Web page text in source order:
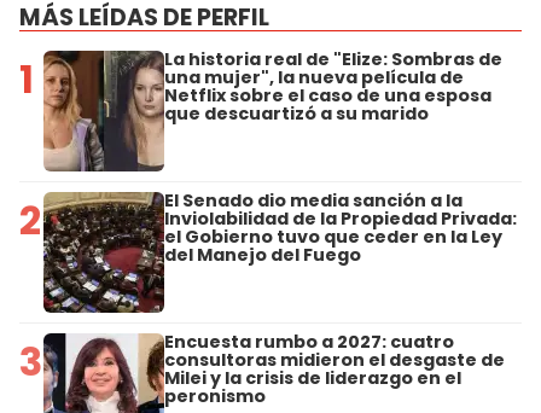
MÁS LEÍDAS DE PERFIL
1 La historia real de "Elize: Sombras de
una mujer", la nueva película de
Netflix sobre el caso de una esposa
que descuartizó a su marido
2 El Senado dio media sanción a la
Inviolabilidad de la Propiedad Privada:
el Gobierno tuvo que ceder en la Ley
del Manejo del Fuego
3 Encuesta rumbo a 2027: cuatro
consultoras midieron el desgaste de
Milei y la crisis de liderazgo en el
peronismo